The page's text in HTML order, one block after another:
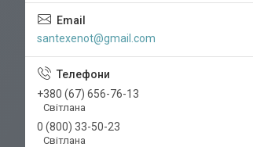
santexenot@gmail.com
+380 (67) 656-76-13
Світлана
0 (800) 33-50-23
Світлана